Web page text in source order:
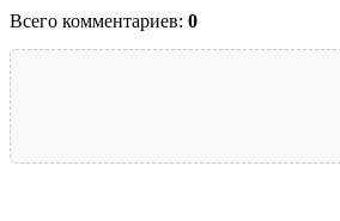
Всего комментариев: 0